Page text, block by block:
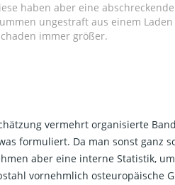
haben aber eine
ungestraft aus einem
immer größer.
vermehrt organisierte
formuliert. Da man sonst ganz
aber eine interne Statistik,
vornehmlich osteuropäische